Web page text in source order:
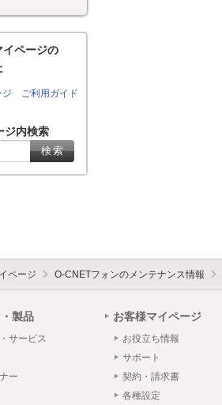
イページの
ジ ご利用ガイド
ジ内検索
ページ O-CNETフォンのメンテナンス情報
製品
サービス
ー
お客様マイページ
お役立ち情報
サポート
契約・請求書
各種設定